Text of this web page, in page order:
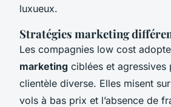
luxueux.
Stratégies marketing
Les compagnies low cost
marketing ciblées et agressives
clientèle diverse. Elles misent
vols à bas prix et l’absence de